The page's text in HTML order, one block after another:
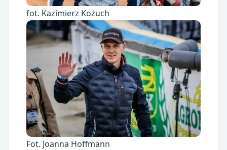
fot. Kazimierz Kożuch
Fot. Joanna Hoffmann